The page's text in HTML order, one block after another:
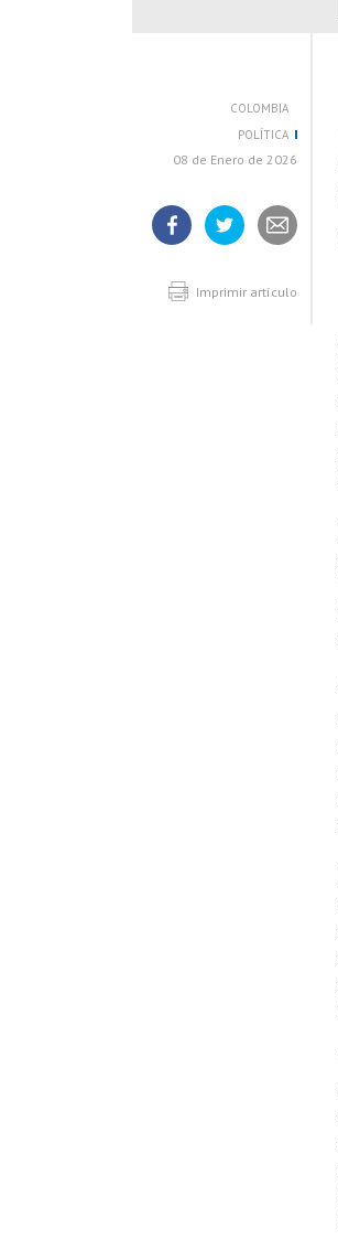
COLOMBIA
POLÍTICA
08 de Enero de 2026
en
FacebookTwitter
Imprimir artículo